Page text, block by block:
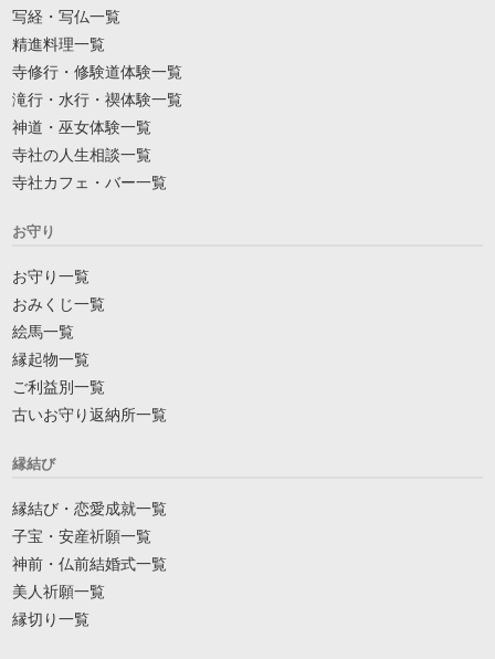
写経・写仏一覧
精進料理一覧
寺修行・修験道体験一覧
滝行・水行・禊体験一覧
神道・巫女体験一覧
寺社の人生相談一覧
寺社カフェ・バー一覧
お守り
お守り一覧
おみくじ一覧
絵馬一覧
縁起物一覧
ご利益別一覧
古いお守り返納所一覧
縁結び
縁結び・恋愛成就一覧
子宝・安産祈願一覧
神前・仏前結婚式一覧
美人祈願一覧
縁切り一覧